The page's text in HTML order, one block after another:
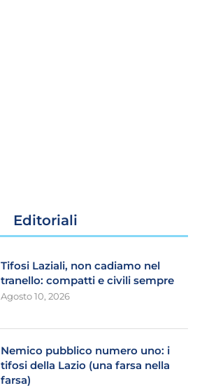
Editoriali
Tifosi Laziali, non cadiamo nel
tranello: compatti e civili sempre
Agosto 10, 2026
Nemico pubblico numero uno: i
tifosi della Lazio (una farsa nella
farsa)